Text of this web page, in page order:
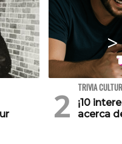
TRIVIA
¡10
acerca